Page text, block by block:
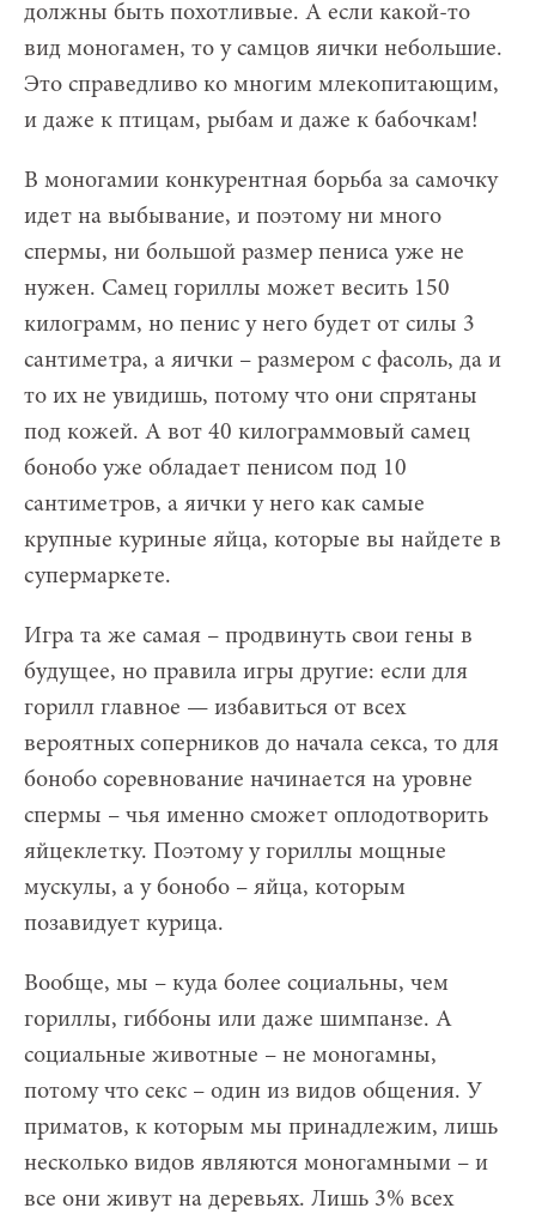
должны быть похотливые. А если какой-то
вид моногамен, то у самцов яички небольшие.
Это справедливо ко многим млекопитающим,
и даже к птицам, рыбам и даже к бабочкам!
В моногамии конкурентная борьба за самочку
идет на выбывание, и поэтому ни много
спермы, ни большой размер пениса уже не
нужен. Самец гориллы может весить 150
килограмм, но пенис у него будет от силы 3
сантиметра, а яички – размером с фасоль, да и
то их не увидишь, потому что они спрятаны
под кожей. А вот 40 килограммовый самец
бонобо уже обладает пенисом под 10
сантиметров, а яички у него как самые
крупные куриные яйца, которые вы найдете в
супермаркете.
Игра та же самая – продвинуть свои гены в
будущее, но правила игры другие: если для
горилл главное — избавиться от всех
вероятных соперников до начала секса, то для
бонобо соревнование начинается на уровне
спермы – чья именно сможет оплодотворить
яйцеклетку. Поэтому у гориллы мощные
мускулы, а у бонобо – яйца, которым
позавидует курица.
Вообще, мы – куда более социальны, чем
гориллы, гиббоны или даже шимпанзе. А
социальные животные – не моногамны,
потому что секс – один из видов общения. У
приматов, к которым мы принадлежим, лишь
несколько видов являются моногамными – и
все они живут на деревьях. Лишь 3% всех